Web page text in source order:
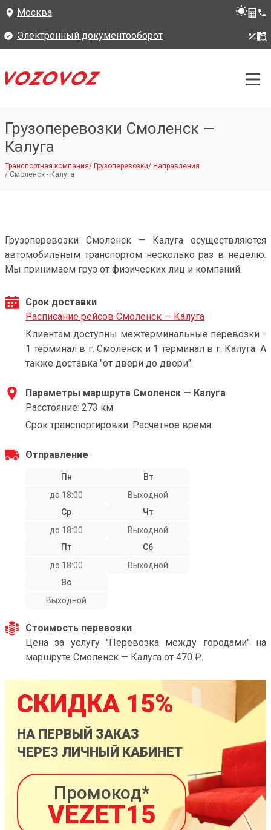
Москва
Электронный документооборот
Грузоперевозки Смоленск —
Калуга
Транспортная компания/ Грузоперевозки/ Направления
/ Смоленск - Калуга
Грузоперевозки Смоленск — Калуга осуществляются
автомобильным транспортом несколько раз в неделю.
Мы принимаем груз от физических лиц и компаний.
Срок доставки
Расписание рейсов Смоленск — Калуга
Клиентам доступны межтерминальные перевозки -
1 терминал в г. Смоленск и 1 терминал в г. Калуга. А
также доставка "от двери до двери".
Параметры маршрута Смоленск — Калуга
Расстояние: 273 км
Срок транспортировки: Расчетное время
Отправление
Пн
до 18:00
Вт
Выходной
Ср
до 18:00
Чт
Выходной
Пт
до 18:00
Сб
Выходной
Вс
Выходной
Стоимость перевозки
Цена за услугу "Перевозка между городами" на
маршруте Смоленск — Калуга от 470 ₽.
СКИДКА 15%
НА ПЕРВЫЙ ЗАКАЗ
ЧЕРЕЗ ЛИЧНЫЙ КАБИНЕТ
Промокод*
VEZET15